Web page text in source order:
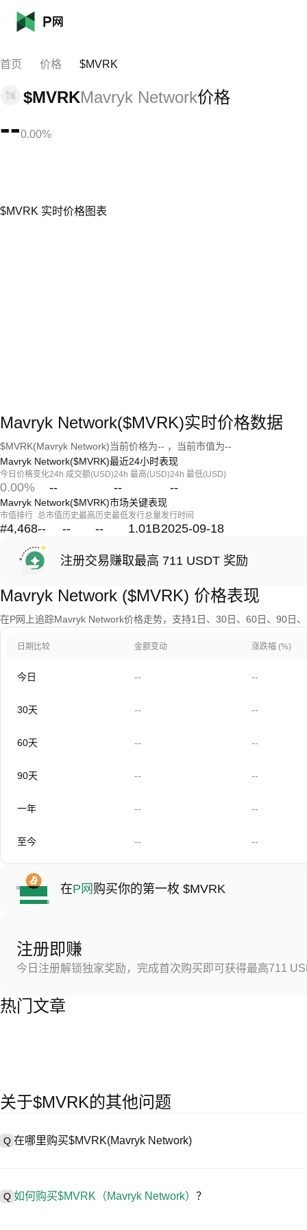
首页 价格 $MVRK
$MVRKMavryk Network价格
--0.00%
$MVRK 实时价格图表
Mavryk Network($MVRK)实时价格数据
$MVRK(Mavryk Network)当前价格为-- ，当前市值为--
Mavryk Network($MVRK)最近24小时表现
今日价格变化
0.00%
24h 成交额(USD)
--
24h 最高(USD)
--
24h 最低(USD)
--
Mavryk Network($MVRK)市场关键表现
市值排行
#4,468
总市值
--
历史最高
--
历史最低
--
发行总量
1.01B
发行时间
2025-09-18
注册交易赚取最高 711 USDT 奖励
Mavryk Network ($MVRK) 价格表现
在P网上追踪Mavryk Network价格走势，支持1日、30日、60日、90日
日期比较 金额变动 涨跌幅 (%)
今日 -- --
30天 -- --
60天 -- --
90天 -- --
一年 -- --
至今 -- --
在P网 购买你的第一枚 $MVRK
注册即赚
今日注册解锁独家奖励，完成首次购买即可获得最高711
热门文章
关于$MVRK的其他问题
Q 在哪里购买$MVRK(Mavryk Network)
具，帮助用户轻松交易。例如，P网支持多种代币交易，包括
Q 如何购买$MVRK（Mavryk Network） ？